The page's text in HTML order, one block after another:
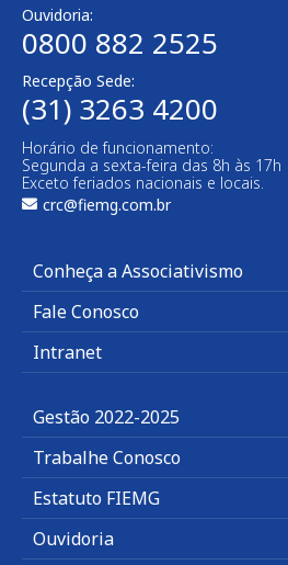
Ouvidoria:
0800 882 2525
Recepção Sede:
(31) 3263 4200
Horário de funcionamento:
Segunda a sexta-feira das 8h às 17h
Exceto feriados nacionais e locais.
crc@fiemg.com.br
Conheça a Associativismo
Fale Conosco
Intranet
Gestão 2022-2025
Trabalhe Conosco
Estatuto FIEMG
Ouvidoria